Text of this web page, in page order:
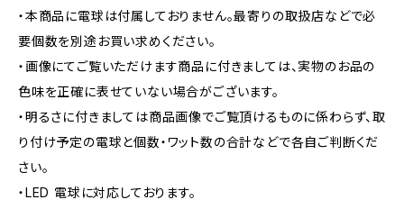
・本商品に電球は付属しておりません。最寄りの取扱店などで必
要個数を別途お買い求めください。
・画像にてご覧いただけます商品に付きましては、実物のお品の
色味を正確に表せていない場合がございます。
・明るさに付きましては商品画像でご覧頂けるものに係わらず、取
り付け予定の電球と個数・ワット数の合計などで各自ご判断くだ
さい。
・LED 電球に対応しております。